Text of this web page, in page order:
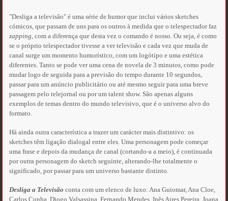
"Desliga a televisão" é uma série de humor que inclui vários sketches
cómicos, que passam de uns para os outros à medida que o telespectador faz
zapping , com a diferença que desta vez o comando é nosso. Ou seja, é como
se o próprio telespectador tivesse a ver televisão e cada vez que muda de
canal surge um momento humorístico, com um logótipo e uma estética
diferentes. Tanto se pode ver uma cena de novela de 3 minutos, como pode
mudar logo de seguida para a previsão do tempo durante 10 segundos,
passar para um anúncio publicitário ou até mesmo seguir para uma breve
passagem pelo telejornal ou por um talent show. São apenas alguns
exemplos de temas dentro do mundo televisivo, que é o universo alvo do
formato.
Há ainda outra característica a trazer um carácter mais distintivo: os
sketches têm ligação dialogal entre eles. Uma personagem pode começar
uma frase e depois da mudança de canal (cortando-a a meio), é continuada
por outra personagem do sketch seguinte, alterando-lhe totalmente o
significado, por passar para um universo bastante distinto.
Desliga a Televisão conta com um elenco de luxo: Ana Guiomar, Ana Cloe,
Carlos Cunha, Diogo Valsassina, Fernando Mendes, Inês Aires Pereira, Joana